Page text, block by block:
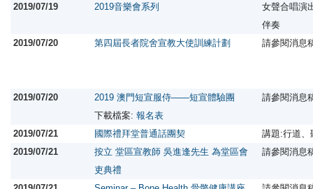
2019/07/19 2019音樂會系列
女聲合唱演
伴奏
2019/07/20
第四屆長者院舍宣教大使訓練計劃 請參閱消息
2019/07/20
2019 澳門短宣服侍——短宣體驗團
下載檔案: 報名表
請參閱消息
2019/07/21 國際禮拜堂普通話團契
講題:行道
2019/07/21
按立 堂區宣教師 吳進逢先生 為堂區會
吏典禮
請參閱消息